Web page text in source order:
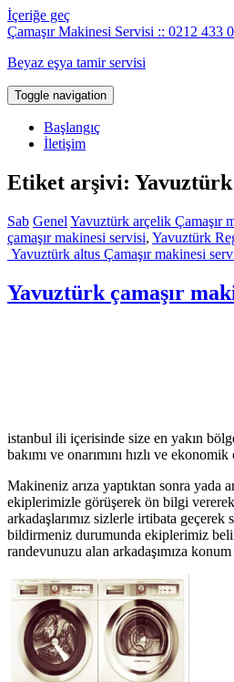
İçeriğe geç
Çamaşır Makinesi Servisi :: 0212 433
Beyaz eşya tamir servisi
Toggle navigation
Başlangıç
İletişim
Etiket arşivi: Yavuztürk
Sab Genel Yavuztürk arçelik Çamaşır
çamaşır makinesi servisi, Yavuztürk
Yavuztürk altus Çamaşır makinesi
Yavuztürk çamaşır
istanbul ili içerisinde size en yakın
bakımı ve onarımını hızlı ve
Makineniz arıza yaptıktan sonra yada
ekiplerimizle görüşerek ön bilgi
arkadaşlarımız sizlerle irtibata
bildirmeniz durumunda ekiplerimiz
randevunuzu alan arkadaşımıza